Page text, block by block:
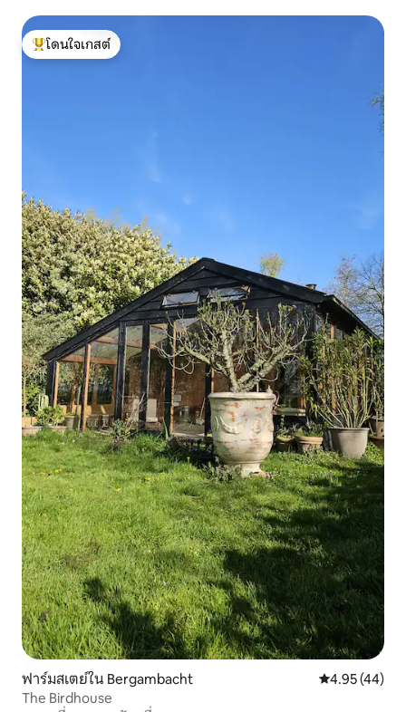
โดนใจเกสต์ที่สุด
โดนใจเกสต์
ฟาร์มสเตย์ใน Bergambacht คะแนนเฉลี่ย
4.95 (44)
The Birdhouse